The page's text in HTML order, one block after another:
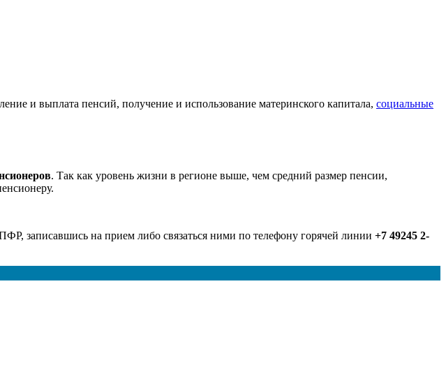
и выплата пенсий, получение и использование материнского капитала, социальные
. Так как уровень жизни в регионе выше, чем средний размер пенсии,
записавшись на прием либо связаться ними по телефону горячей линии +7 49245 2-